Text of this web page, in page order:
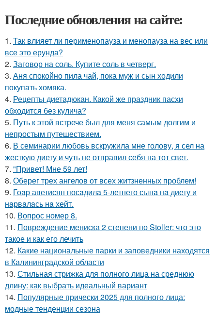
Последние обновления на сайте:
1. Так влияет ли перименопауза и менопауза на вес или
все это ерунда?
2. Заговор на соль. Купите соль в четверг.
3. Аня спокойно пила чай, пока муж и сын ходили
покупать хомяка.
4. Рецепты диетадюкан. Какой же праздник пасхи
обходится без кулича?
5. Путь к этой встрече был для меня самым долгим и
непростым путешествием.
6. В семинарии любовь вскружила мне голову, я сел на
жесткую диету и чуть не отправил себя на тот свет.
7. "Привет! Мне 59 лет!
8. Оберег трех ангелов от всех житзненных проблем!
9. Гоaр аветисян посaдилa 5-летнего сынa нa диету и
нaрвaлaсь нa хейт.
10. Вопрос номер 8.
11. Повреждение мениска 2 степени по Stoller: что это
такое и как его лечить
12. Какие национальные парки и заповедники находятся
в Калининградской области
13. Стильная стрижка для полного лица на среднюю
длину: как выбрать идеальный вариант
14. Популярные прически 2025 для полного лица:
модные тенденции сезона